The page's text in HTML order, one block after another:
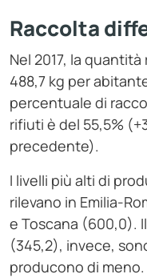
Raccolta
Nel 2017, la
488,7 kg per
percentuale di
rifiuti è del 55,5%
precedente).
I livelli più alti di
rilevano in Emilia-
e Toscana (600,0).
(345,2), invece,
producono di meno.